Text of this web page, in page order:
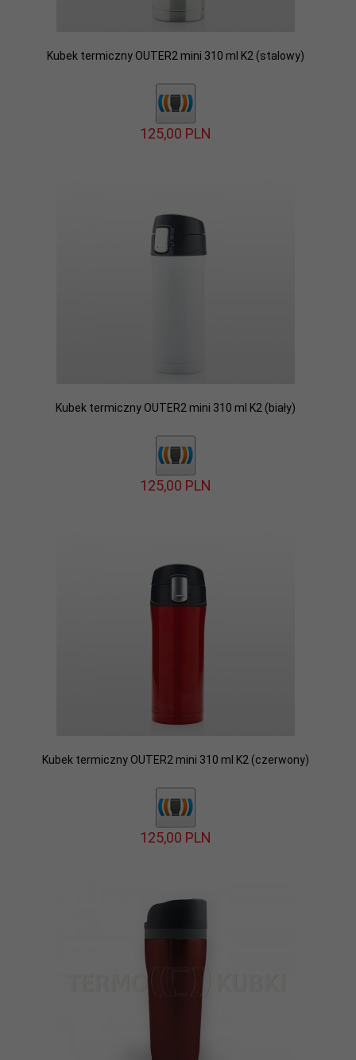
Kubek termiczny OUTER2 mini 310 ml K2 (stalowy)
125,00 PLN
Kubek termiczny OUTER2 mini 310 ml K2 (biały)
125,00 PLN
Kubek termiczny OUTER2 mini 310 ml K2 (czerwony)
125,00 PLN